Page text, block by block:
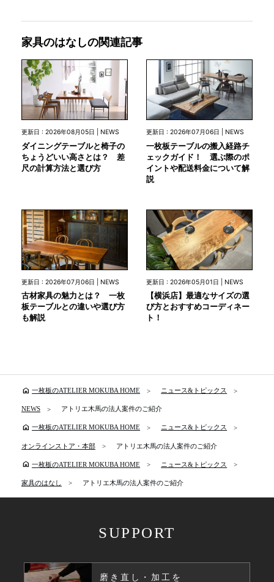
家具のはなしの関連記事
更新日 : 2026年08月05日 | NEWS
ダイニングテーブルと椅子の
ちょうどいい高さとは？ 差
尺の計算方法と選び方
更新日 : 2026年07月06日 | NEWS
一枚板テーブルの搬入経路チ
ェックガイド！ 選ぶ際のポ
イントや配送料金について解
説
更新日 : 2026年07月06日 | NEWS
古材家具の魅力とは？ 一枚
板テーブルとの違いや選び方
も解説
更新日 : 2026年05月01日 | NEWS
【横浜店】最適なサイズの選
び方とおすすめコーディネー
ト！
home 一枚板のATELIER MOKUBA HOME ニュース&トピックス
NEWS アトリエ木馬の法人案件のご紹介
home 一枚板のATELIER MOKUBA HOME ニュース&トピックス
オンラインストア・本部 アトリエ木馬の法人案件のご紹介
home 一枚板のATELIER MOKUBA HOME ニュース&トピックス
家具のはなし アトリエ木馬の法人案件のご紹介
SUPPORT
磨き直し・加工を